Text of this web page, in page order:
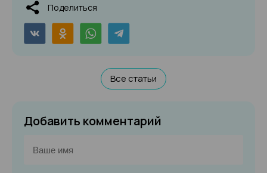
Поделиться
Все статьи
Добавить комментарий